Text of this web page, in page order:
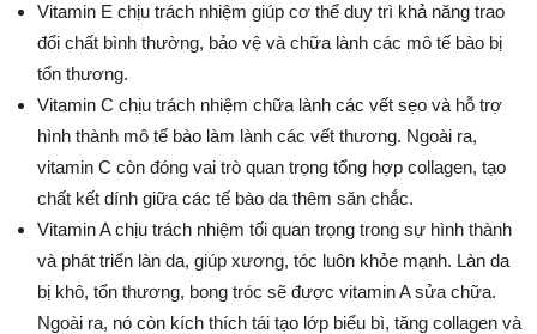
Vitamin E chịu trách nhiệm giúp cơ thể duy trì khả năng trao
đổi chất bình thường, bảo vệ và chữa lành các mô tế bào bị
tổn thương.
Vitamin C chịu trách nhiệm chữa lành các vết sẹo và hỗ trợ
hình thành mô tế bào làm lành các vết thương. Ngoài ra,
vitamin C còn đóng vai trò quan trọng tổng hợp collagen, tạo
chất kết dính giữa các tế bào da thêm săn chắc.
Vitamin A chịu trách nhiệm tối quan trọng trong sự hình thành
và phát triển làn da, giúp xương, tóc luôn khỏe mạnh. Làn da
bị khô, tổn thương, bong tróc sẽ được vitamin A sửa chữa.
Ngoài ra, nó còn kích thích tái tạo lớp biểu bì, tăng collagen và